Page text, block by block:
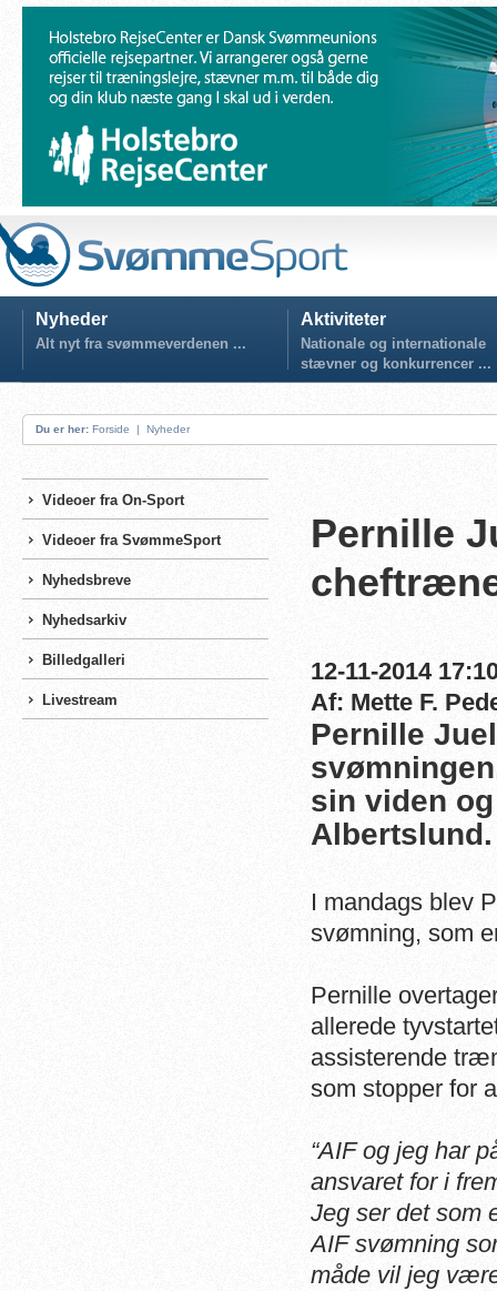
Nyheder
Alt nyt fra svømmeverdenen ...
Aktiviteter
Nationale og internationale
stævner og konkurrencer ...
Du er her: Forside | Nyheder
Videoer fra On-Sport
Videoer fra SvømmeSport
Nyhedsbreve
Nyhedsarkiv
Billedgalleri
Livestream
Pernille
12-11-2014
Af: Mette F.
Pernille
sin viden
Albertslund.
I mandags blev
svømning, som
Pernille
allerede
assisterende
som stopper for
“AIF og jeg har
ansvaret for i
Jeg ser det som
AIF svømning
måde vil jeg